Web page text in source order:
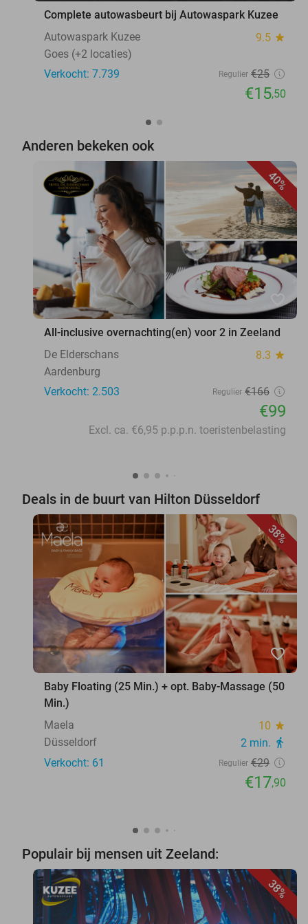
Complete autowasbeurt bij Autowaspark Kuzee
Autowaspark Kuzee
9.5 star
Goes (+2 locaties)
Verkocht: 7.739
Regulier €25
€15,50
Anderen bekeken ook
40%
favorite_border
All-inclusive overnachting(en) voor 2 in Zeeland
De Elderschans
8.3 star
Aardenburg
Verkocht: 2.503
Regulier €166
€99
Excl. ca. €6,95 p.p.p.n. toeristenbelasting
Deals in de buurt van Hilton Düsseldorf
38%
favorite_border
Baby Floating (25 Min.) + opt. Baby-Massage (50
Min.)
Maela
10 star
Düsseldorf 2 min. directions_walk
Verkocht: 61 Regulier €29
€17,90
Populair bij mensen uit Zeeland:
38%